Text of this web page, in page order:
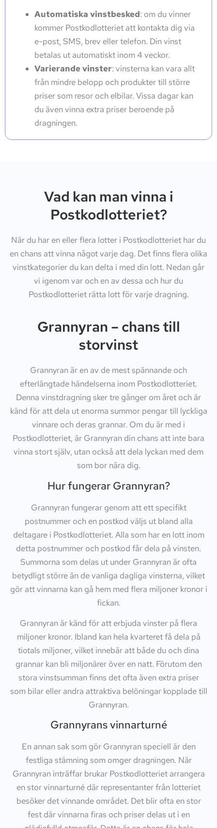
Automatiska vinstbesked: om du vinner
kommer Postkodlotteriet att kontakta dig via
e-post, SMS, brev eller telefon. Din vinst
betalas ut automatiskt inom 4 veckor.
Varierande vinster: vinsterna kan vara allt
från mindre belopp och produkter till större
priser som resor och elbilar. Vissa dagar kan
du även vinna extra priser beroende på
dragningen.
Vad kan man vinna i
Postkodlotteriet?
När du har en eller flera lotter i Postkodlotteriet har du
en chans att vinna något varje dag. Det finns flera olika
vinstkategorier du kan delta i med din lott. Nedan går
vi igenom var och en av dessa och hur du
Postkodlotteriet rätta lott för varje dragning.
Grannyran – chans till
storvinst
Grannyran är en av de mest spännande och
efterlängtade händelserna inom Postkodlotteriet.
Denna vinstdragning sker tre gånger om året och är
känd för att dela ut enorma summor pengar till lyckliga
vinnare och deras grannar. Om du är med i
Postkodlotteriet, är Grannyran din chans att inte bara
vinna stort själv, utan också att dela lyckan med dem
som bor nära dig.
Hur fungerar Grannyran?
Grannyran fungerar genom att ett specifikt
postnummer och en postkod väljs ut bland alla
deltagare i Postkodlotteriet. Alla som har en lott inom
detta postnummer och postkod får dela på vinsten.
Summorna som delas ut under Grannyran är ofta
betydligt större än de vanliga dagliga vinsterna, vilket
gör att vinnarna kan gå hem med flera miljoner kronor i
fickan.
Grannyran är känd för att erbjuda vinster på flera
miljoner kronor. Ibland kan hela kvarteret få dela på
tiotals miljoner, vilket innebär att både du och dina
grannar kan bli miljonärer över en natt. Förutom den
stora vinstsumman finns det ofta även extra priser
som bilar eller andra attraktiva belöningar kopplade till
Grannyran.
Grannyrans vinnarturné
En annan sak som gör Grannyran speciell är den
festliga stämning som omger dragningen. När
Grannyran inträffar brukar Postkodlotteriet arrangera
en stor vinnarturné där representanter från lotteriet
besöker det vinnande området. Det blir ofta en stor
fest där vinnarna firas och priser delas ut i en